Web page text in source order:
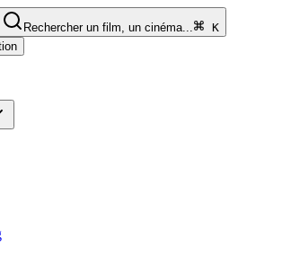
Rechercher un film, un cinéma...
K